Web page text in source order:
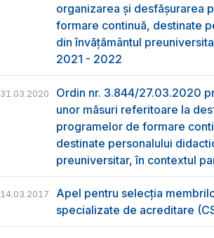
organizarea și desfășurarea
formare continuă, destinate
din învățământul
2021 - 2022
31.03.2020
Ordin nr. 3.844/27.03.2020
unor măsuri referitoare la
programelor de formare
destinate personalului
preuniversitar, în contextul
14.03.2017
Apel pentru selecția
specializate de acreditare